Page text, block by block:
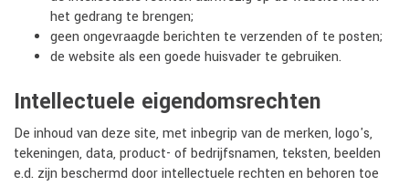
het gedrang te brengen;
geen ongevraagde berichten te verzenden of te posten;
de website als een goede huisvader te gebruiken.
Intellectuele eigendomsrechten
De inhoud van deze site, met inbegrip van de merken, logo's,
tekeningen, data, product- of bedrijfsnamen, teksten, beelden
e.d. zijn beschermd door intellectuele rechten en behoren toe